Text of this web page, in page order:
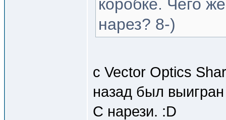
коробке. Чего
нарез? 8-)
с Vector Optics
назад был
С нарези. :D